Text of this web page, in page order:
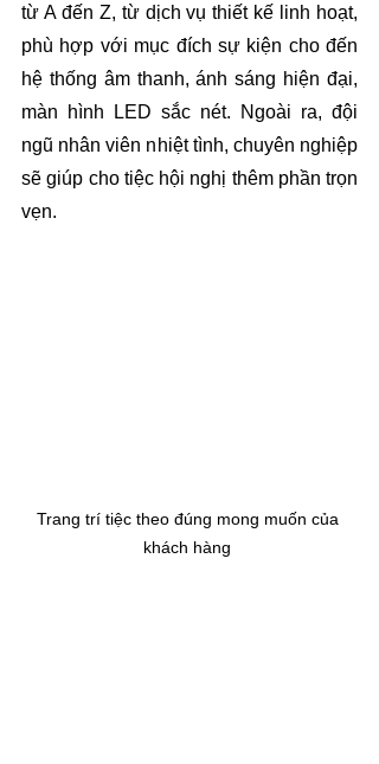
từ A đến Z, từ dịch vụ thiết kế linh hoạt,
phù hợp với mục đích sự kiện cho đến
hệ thống âm thanh, ánh sáng hiện đại,
màn hình LED sắc nét. Ngoài ra, đội
ngũ nhân viên nhiệt tình, chuyên nghiệp
sẽ giúp cho tiệc hội nghị thêm phần trọn
vẹn.
Trang trí tiệc theo đúng mong muốn của
khách hàng